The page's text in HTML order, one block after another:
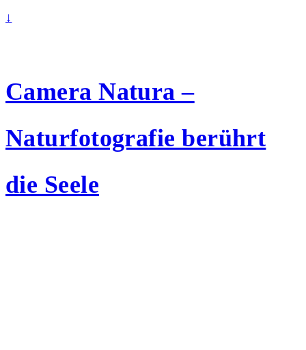
↓
Camera Natura –
Naturfotografie berührt
die Seele